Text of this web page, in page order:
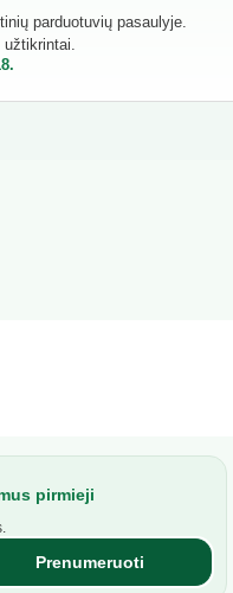
parduotuvių pasaulyje.
užtikrintai.
pirmieji
Prenumeruoti